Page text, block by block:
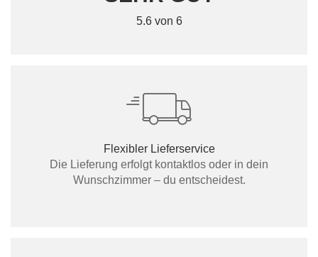
5.6 von 6
Flexibler Lieferservice
Die Lieferung erfolgt kontaktlos oder in dein
Wunschzimmer – du entscheidest.